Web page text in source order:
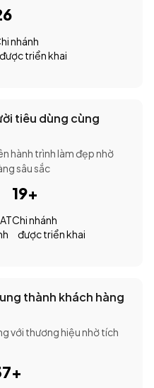
nhánh
được triển khai
tiêu dùng cùng
hành trình làm đẹp nhờ
sâu sắc
19+
Chi nhánh
được triển khai
thành khách hàng
với thương hiệu nhờ tích